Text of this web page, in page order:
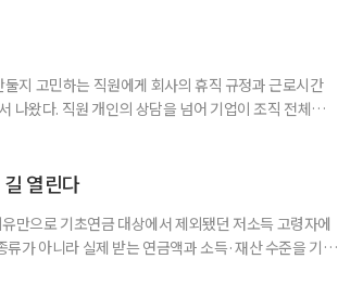
. 반찬과 냉동·즉석식품, 통조림 등 외부에서 조
지 고민하는 직원에게 회사의 휴직 규정과 근로시간
나왔다. 직원 개인의 상담을 넘어 기업이 조직 전체의
루 24시간 AI와 상담할 수 있으며, 인
열린다
만으로 기초연금 대상에서 제외됐던 저소득 고령자에
가 아니라 실제 받는 연금액과 소득·재산 수준을 기준